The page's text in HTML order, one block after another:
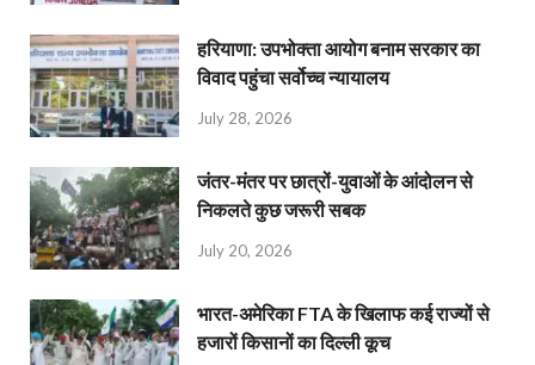
हरियाणा: उपभोक्ता आयोग बनाम सरकार का
विवाद पहुंचा सर्वोच्च न्यायालय
July 28, 2026
जंतर-मंतर पर छात्रों-युवाओं के आंदोलन से
निकलते कुछ जरूरी सबक
July 20, 2026
भारत-अमेरिका FTA के खिलाफ कई राज्यों से
हजारों किसानों का दिल्ली कूच